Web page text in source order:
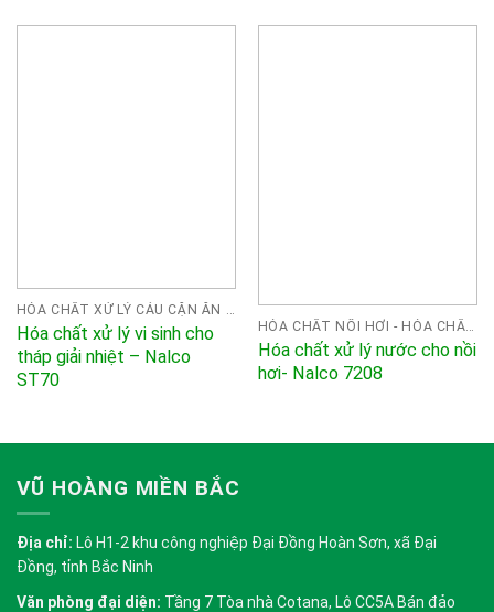
HÓA CHẤT XỬ LÝ CÁU CẶN ĂN MÒN NALCO
Hóa chất xử lý vi sinh cho
tháp giải nhiệt – Nalco
ST70
HÓA CHẤT NỒI HƠI - HÓA CHẤT XỬ LÝ NƯỚC CHO NỒI HƠI - BOILER
Hóa chất xử lý nước cho nồi
hơi- Nalco 7208
VŨ HOÀNG MIỀN BẮC
Địa chỉ: Lô H1-2 khu công nghiệp Đại Đồng Hoàn Sơn, xã Đại
Đồng, tỉnh Bắc Ninh
Văn phòng đại diện: Tầng 7 Tòa nhà Cotana, Lô CC5A Bán đảo